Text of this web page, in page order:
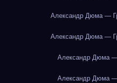
Александр Дюма —
Александр Дюма —
Александр Дюма
Александр Дюма